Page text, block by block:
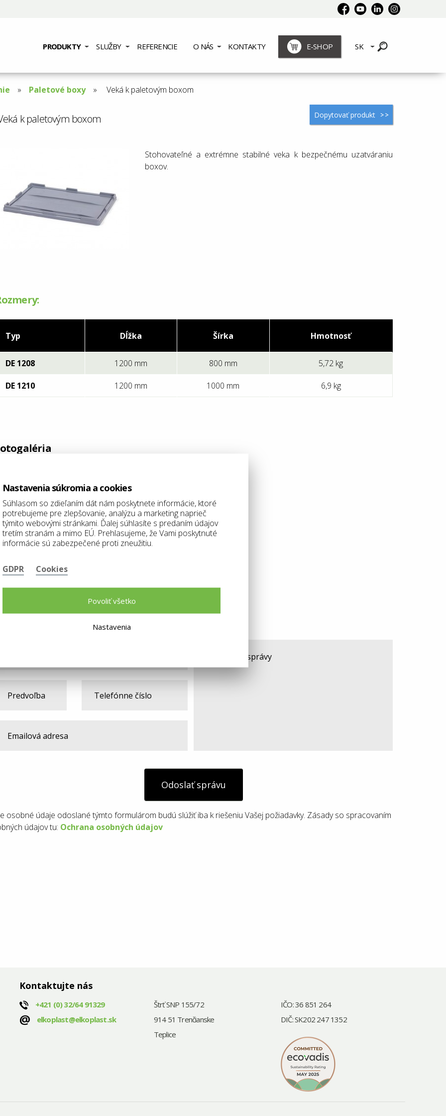
PRODUKTY SLUŽBY REFERENCIE O NÁS KONTAKTY E-SHOP SK
Paletové boxy
Aktuální
Veká k paletovým boxom
k paletovým boxom Dopytovať produkt
Stohovateľné a extrémne stabilné veka k bezpečnému uzatváraniu
boxov.
Typ Dĺžka Šírka Hmotnosť
DE 1208 1200 mm 800 mm 5,72 kg
DE 1210 1200 mm 1000 mm 6,9 kg
otázku ohľadne produktu?
Odoslať správu
osobné údaje odoslané týmto formulárom budú slúžiť iba k riešeniu Vašej požiadavky. Zásady so spracovaním
údajov tu: Ochrana osobných údajov
Kontaktujte nás
+421 (0) 32/64 91329
@ elkoplast@elkoplast.sk
Štrť SNP 155/72
914 51 Trenčianske
Teplice
IČO: 36 851 264
DIČ: SK202 247 1352
Nastavenia súkromia a cookies
Súhlasom so zdieľaním dát nám poskytnete informácie, ktoré
potrebujeme pre zlepšovanie, analýzu a marketing naprieč
týmito webovými stránkami. Ďalej súhlasíte s predaním údajov
tretím stranám a mimo EÚ. Prehlasujeme, že Vami poskytnuté
informácie sú zabezpečené proti zneužitiu.
GDPR Cookies
Povoliť všetko
Nastavenia